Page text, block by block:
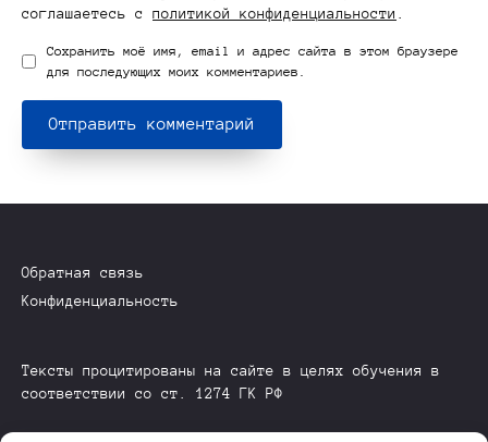
соглашаетесь с политикой конфиденциальности
Сохранить моё имя, email и адрес сайта в этом браузере
для последующих моих комментариев.
Обратная связь
Конфиденциальность
Тексты процитированы на сайте в целях обучения в
соответствии со ст. 1274 ГК РФ